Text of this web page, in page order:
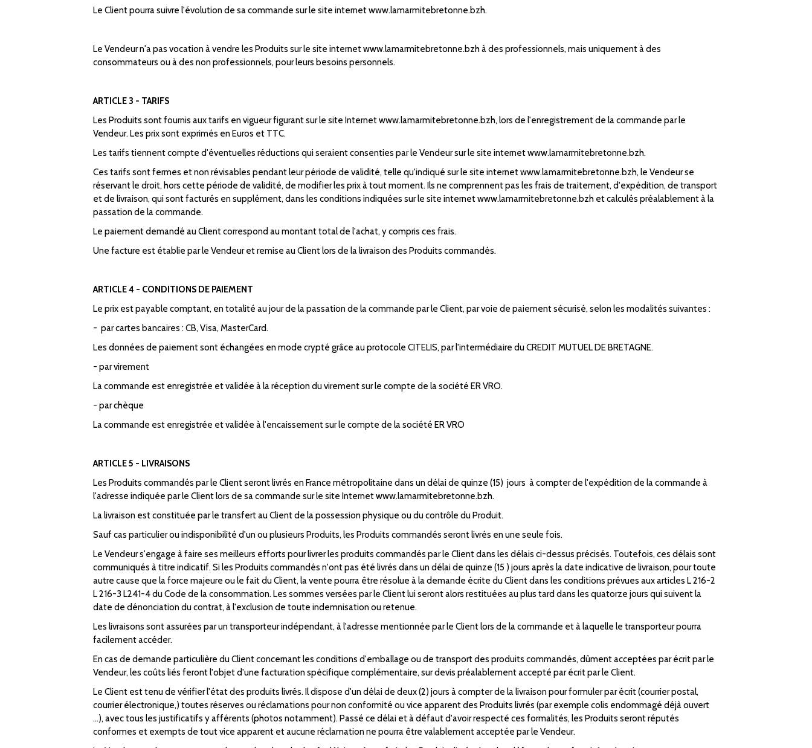
Le Client pourra suivre l'évolution de sa commande sur le site internet www.lamarmitebretonne.bzh.
Le Vendeur n'a pas vocation à vendre les Produits sur le site internet www.lamarmitebretonne.bzh à des professionnels, mais uniquement à des
consommateurs ou à des non professionnels, pour leurs besoins personnels.
ARTICLE 3 - TARIFS
Les Produits sont fournis aux tarifs en vigueur figurant sur le site Internet www.lamarmitebretonne.bzh, lors de l'enregistrement de la commande par le
Vendeur. Les prix sont exprimés en Euros et TTC.
Les tarifs tiennent compte d'éventuelles réductions qui seraient consenties par le Vendeur sur le site internet www.lamarmitebretonne.bzh.
Ces tarifs sont fermes et non révisables pendant leur période de validité, telle qu'indiqué sur le site internet www.lamarmitebretonne.bzh, le Vendeur se
réservant le droit, hors cette période de validité, de modifier les prix à tout moment. Ils ne comprennent pas les frais de traitement, d'expédition, de transport
et de livraison, qui sont facturés en supplément, dans les conditions indiquées sur le site internet www.lamarmitebretonne.bzh et calculés préalablement à la
passation de la commande.
Le paiement demandé au Client correspond au montant total de l'achat, y compris ces frais.
Une facture est établie par le Vendeur et remise au Client lors de la livraison des Produits commandés.
ARTICLE 4 - CONDITIONS DE PAIEMENT
Le prix est payable comptant, en totalité au jour de la passation de la commande par le Client, par voie de paiement sécurisé, selon les modalités suivantes :
- par cartes bancaires : CB, Visa, MasterCard.
Les données de paiement sont échangées en mode crypté grâce au protocole CITELIS, par l'intermédiaire du CREDIT MUTUEL DE BRETAGNE.
- par virement
La commande est enregistrée et validée à la réception du virement sur le compte de la société ER VRO.
- par chèque
La commande est enregistrée et validée à l'encaissement sur le compte de la société ER VRO
ARTICLE 5 - LIVRAISONS
Les Produits commandés par le Client seront livrés en France métropolitaine dans un délai de quinze (15) jours à compter de l'expédition de la commande à
l'adresse indiquée par le Client lors de sa commande sur le site Internet www.lamarmitebretonne.bzh.
La livraison est constituée par le transfert au Client de la possession physique ou du contrôle du Produit.
Sauf cas particulier ou indisponibilité d'un ou plusieurs Produits, les Produits commandés seront livrés en une seule fois.
Le Vendeur s'engage à faire ses meilleurs efforts pour livrer les produits commandés par le Client dans les délais ci-dessus précisés. Toutefois, ces délais sont
communiqués à titre indicatif. Si les Produits commandés n'ont pas été livrés dans un délai de quinze (15 ) jours après la date indicative de livraison, pour toute
autre cause que la force majeure ou le fait du Client, la vente pourra être résolue à la demande écrite du Client dans les conditions prévues aux articles L 216-2
L 216-3 L241-4 du Code de la consommation. Les sommes versées par le Client lui seront alors restituées au plus tard dans les quatorze jours qui suivent la
date de dénonciation du contrat, à l'exclusion de toute indemnisation ou retenue.
Les livraisons sont assurées par un transporteur indépendant, à l'adresse mentionnée par le Client lors de la commande et à laquelle le transporteur pourra
facilement accéder.
En cas de demande particulière du Client concernant les conditions d'emballage ou de transport des produits commandés, dûment acceptées par écrit par le
Vendeur, les coûts liés feront l'objet d'une facturation spécifique complémentaire, sur devis préalablement accepté par écrit par le Client.
Le Client est tenu de vérifier l'état des produits livrés. Il dispose d'un délai de deux (2) jours à compter de la livraison pour formuler par écrit (courrier postal,
courrier électronique,) toutes réserves ou réclamations pour non conformité ou vice apparent des Produits livrés (par exemple colis endommagé déjà ouvert
...), avec tous les justificatifs y afférents (photos notamment). Passé ce délai et à défaut d'avoir respecté ces formalités, les Produits seront réputés
conformes et exempts de tout vice apparent et aucune réclamation ne pourra être valablement acceptée par le Vendeur.